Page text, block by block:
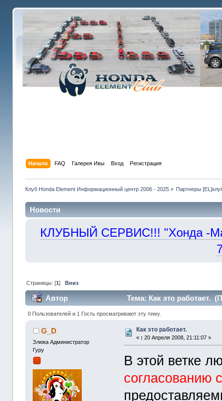
Начало FAQ Галерея Ивы Вход Регистрация
Клуб Honda Element Информационный центр 2006 - 2025» Партнеры
Новости
КЛУБНЫЙ СЕРВИС!!! "Хонда -
Страницы: [1] Вниз
Автор Тема: Как это работает.
0 Пользователей и 1 Гость просматривают эту тему.
G_D
Злюка Администратор
Гуру
Как это работает.
« : 20 Апреля 2008, 21:11:07 »
В этой ветке
согласованию